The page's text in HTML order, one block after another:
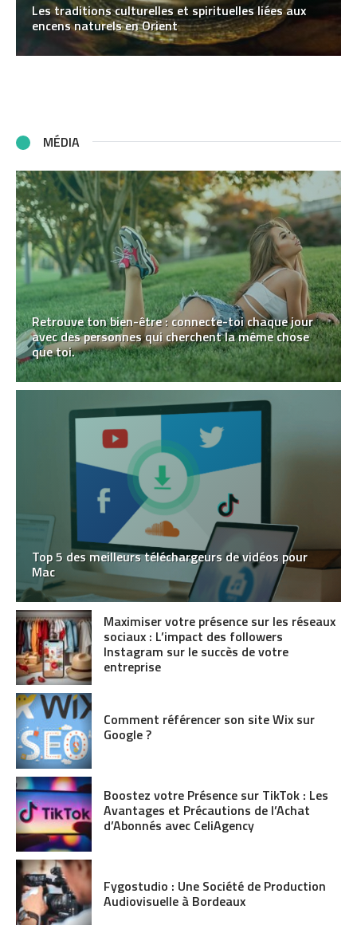
Les traditions culturelles et spirituelles liées aux
encens naturels en Orient
MÉDIA
Retrouve ton bien-être : connecte-toi chaque jour
avec des personnes qui cherchent la même chose
que toi.
Top 5 des meilleurs téléchargeurs de vidéos pour
Mac
Maximiser votre présence sur les réseaux
sociaux : L’impact des followers
Instagram sur le succès de votre
entreprise
Comment référencer son site Wix sur
Google ?
Boostez votre Présence sur TikTok : Les
Avantages et Précautions de l’Achat
d’Abonnés avec CeliAgency
Fygostudio : Une Société de Production
Audiovisuelle à Bordeaux